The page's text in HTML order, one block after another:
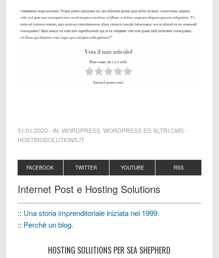
31/01/2020 - IN:WORDPRESS, WORDPRESS ED ALTRI CMS-
HOSTINGSOLUTIONS.IT
FACEBOOK TWITTER YOUTUBE RSS
Internet Post e Hosting Solutions
:: Una storia imprenditoriale iniziata nel 1999.
:: Perchè un blog.
HOSTING SOLUTIONS PER SEA SHEPHERD